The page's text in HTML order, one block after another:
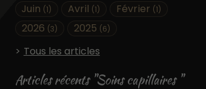
Juin (1) Avril (1) Février (1)
2026 (3) 2025 (6)
Tous les articles
Articles récents "Soins capillaires "